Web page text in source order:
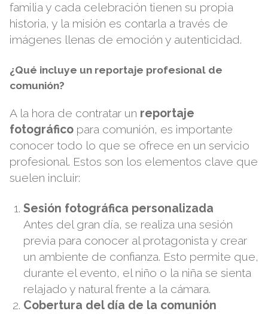
familia y cada celebración tienen su propia
historia, y la misión es contarla a través de
imágenes llenas de emoción y autenticidad.
¿Qué incluye un reportaje profesional de
comunión?
A la hora de contratar un reportaje
fotográfico para comunión, es importante
conocer todo lo que se ofrece en un servicio
profesional. Estos son los elementos clave que
suelen incluir:
Sesión fotográfica personalizada
Antes del gran día, se realiza una sesión
previa para conocer al protagonista y crear
un ambiente de confianza. Esto permite que,
durante el evento, el niño o la niña se sienta
relajado y natural frente a la cámara.
Cobertura del día de la comunión